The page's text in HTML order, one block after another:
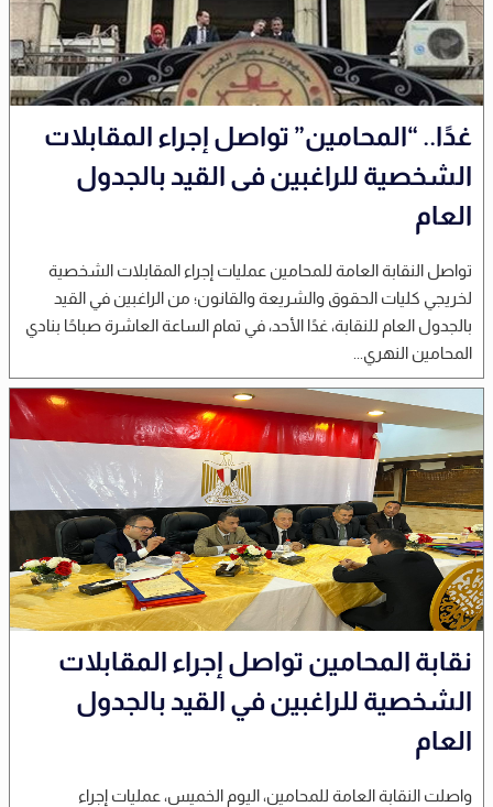
غدًا.. “المحامين” تواصل إجراء المقابلات
الشخصية للراغبين فى القيد بالجدول
العام
تواصل النقابة العامة للمحامين عمليات إجراء المقابلات الشخصية
لخريجي كليات الحقوق والشريعة والقانون؛ من الراغبين في القيد
بالجدول العام للنقابة، غدًا الأحد، في تمام الساعة العاشرة صباحًا بنادي
المحامين النهري...
نقابة المحامين تواصل إجراء المقابلات
الشخصية للراغبين في القيد بالجدول
العام
واصلت النقابة العامة للمحامين، اليوم الخميس، عمليات إجراء